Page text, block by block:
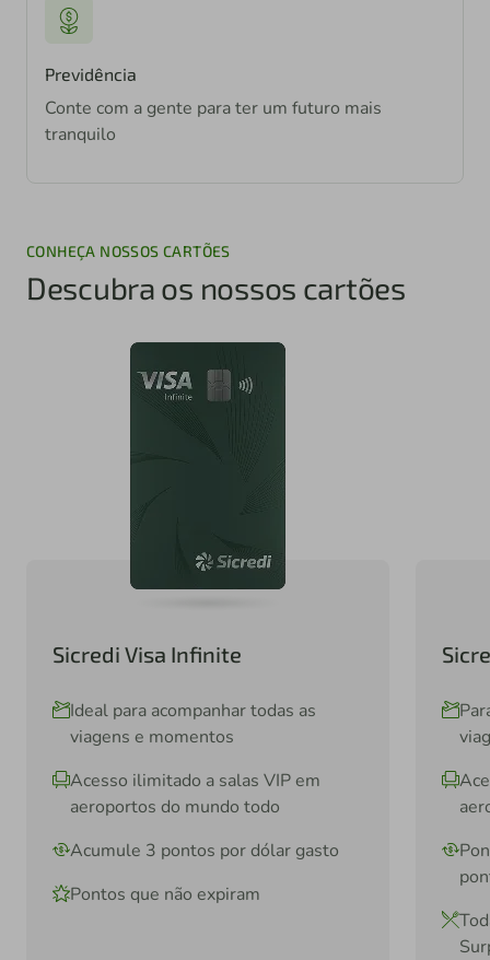
Previdência
Conte com a gente para ter um futuro mais
tranquilo
CONHEÇA NOSSOS CARTÕES
Descubra os nossos cartões
Sicredi Visa Infinite
Ideal para acompanhar todas as
viagens e momentos
Acesso ilimitado a salas VIP em
aeroportos do mundo todo
Acumule 3 pontos por dólar gasto
Pontos que não expiram